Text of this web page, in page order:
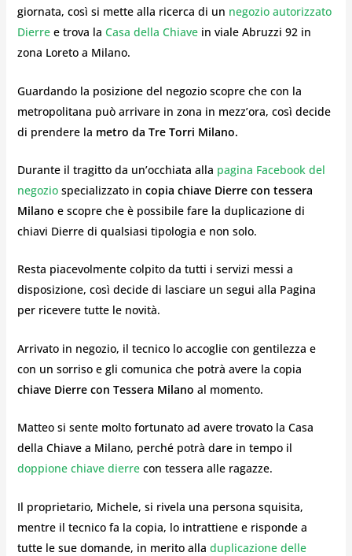
giornata, così si mette alla ricerca di un negozio autorizzato
Dierree trova la Casa della Chiavein viale Abruzzi 92 in
zona Loreto a Milano.
Guardando la posizione del negozio scopre che con la
metropolitana può arrivare in zona in mezz’ora, così decide
di prendere la metro da Tre Torri Milano.
Durante il tragitto da un’occhiata alla pagina Facebook del
negoziospecializzato in copia chiave Dierre con tessera
Milano e scopre che è possibile fare la duplicazione di
chiavi Dierre di qualsiasi tipologia e non solo.
Resta piacevolmente colpito da tutti i servizi messi a
disposizione, così decide di lasciare un segui alla Pagina
per ricevere tutte le novità.
Arrivato in negozio, il tecnico lo accoglie con gentilezza e
con un sorriso e gli comunica che potrà avere la copia
chiave Dierre con Tessera Milano al momento.
Matteo si sente molto fortunato ad avere trovato la Casa
della Chiave a Milano, perché potrà dare in tempo il
doppione chiave dierrecon tessera alle ragazze.
Il proprietario, Michele, si rivela una persona squisita,
mentre il tecnico fa la copia, lo intrattiene e risponde a
tutte le sue domande, in merito alla duplicazione delle